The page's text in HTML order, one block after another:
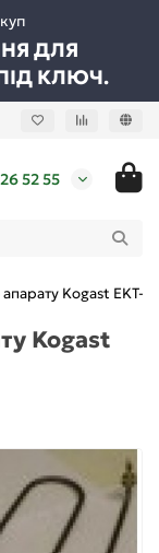
ДЛЯ
КЛЮЧ.
52 55
Kogast EKT-
Kogast